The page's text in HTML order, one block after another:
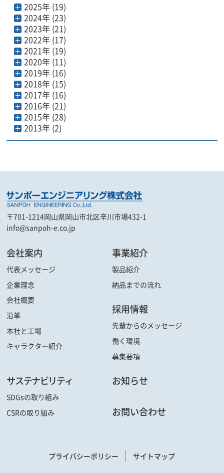
2025年 (19)
2024年 (23)
2023年 (21)
2022年 (17)
2021年 (19)
2020年 (11)
2019年 (16)
2018年 (15)
2017年 (16)
2016年 (21)
2015年 (28)
2013年 (2)
〒701-1214岡山県岡山市北区辛川市場432-1
info@sanpoh-e.co.jp
会社案内
代表メッセージ
企業理念
会社概要
沿革
本社と工場
キャラクター紹介
事業紹介
製品紹介
納品までの流れ
採用情報
先輩からのメッセージ
働く環境
募集要項
サステナビリティ
SDGsの取り組み
CSRの取り組み
お知らせ
お問い合わせ
プライバシーポリシー サイトマップ